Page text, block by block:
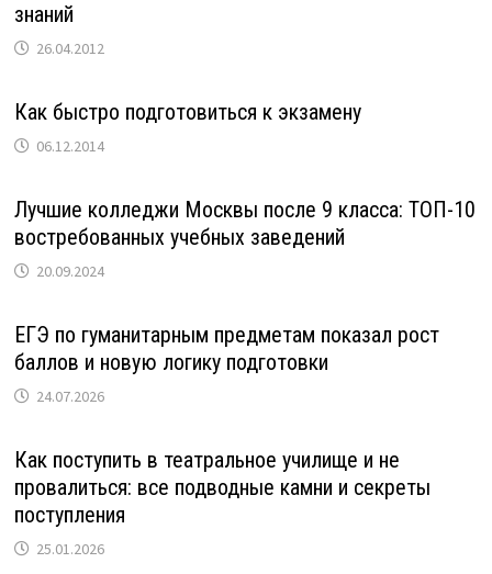
знаний
26.04.2012
Как быстро подготовиться к экзамену
06.12.2014
Лучшие колледжи Москвы после 9 класса: ТОП-10
востребованных учебных заведений
20.09.2024
ЕГЭ по гуманитарным предметам показал рост
баллов и новую логику подготовки
24.07.2026
Как поступить в театральное училище и не
провалиться: все подводные камни и секреты
поступления
25.01.2026